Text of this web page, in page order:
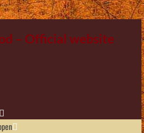
– Official website